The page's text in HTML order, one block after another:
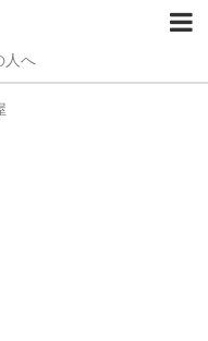
人へ